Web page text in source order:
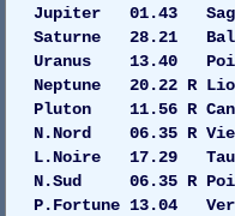
Jupiter 01.43
Saturne 28.21
Uranus
Neptune 20.22
Pluton 11.56 R
N.Nord 06.35 R
L.Noire 17.29
N.Sud 06.35 R
P.Fortune 13.04